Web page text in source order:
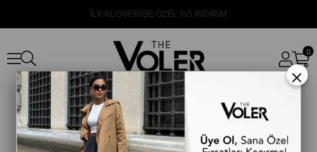
İLK ALIŞVERİŞE ÖZEL %5 İNDİRİM
0
×